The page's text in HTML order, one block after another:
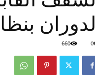
الدوران
0
660